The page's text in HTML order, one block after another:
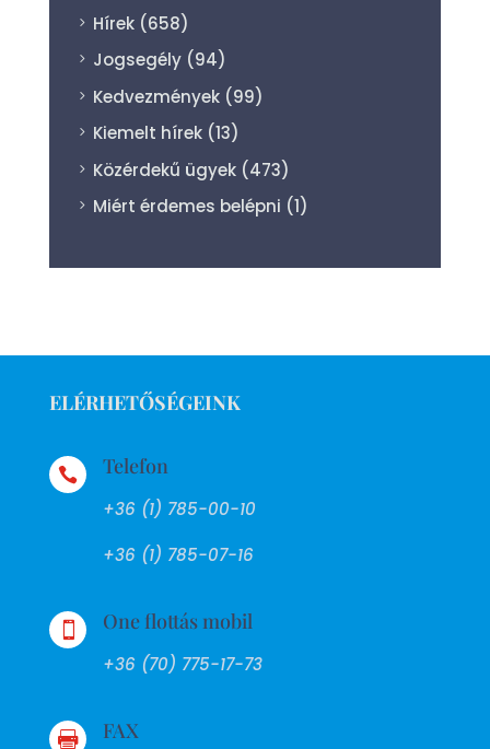
Hírek (658)
Jogsegély (94)
Kedvezmények (99)
Kiemelt hírek (13)
Közérdekű ügyek (473)
Miért érdemes belépni (1)
ELÉRHETŐSÉGEINK
 Telefon
+36 (1) 785-00-10
+36 (1) 785-07-16
 One flottás mobil
+36 (70) 775-17-73
 FAX